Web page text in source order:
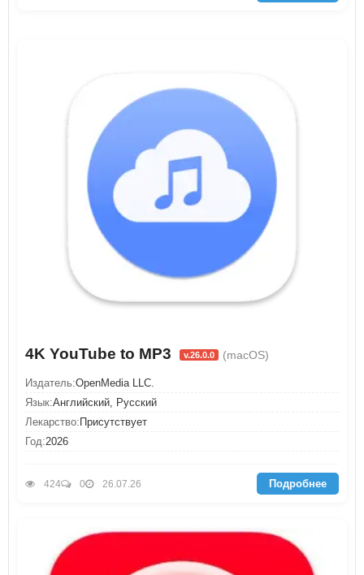
4K YouTube to MP3 v.26.0.0 (macOS)
Издатель:OpenMedia LLC.
Язык:Английский, Русский
Лекарство: Присутствует
Год:2026
424 0 26.07.26 Подробнее